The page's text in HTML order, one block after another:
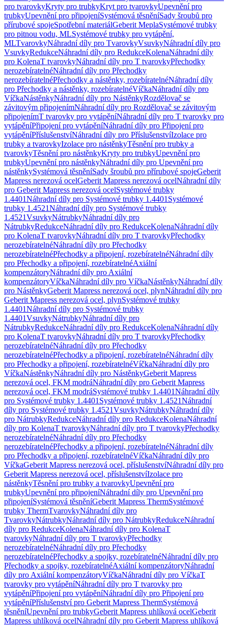
pro tvarovkyKryty pro trubkyKryt pro tvarovkyUpevnění pro
trubkyUpevnění pro připojeníSystémová těsněníSady šroubů pro
přírubové spojeSpotřební materiálGeberit MeplaSystémové trubky
pro pitnou vodu, MLSystémové trubky pro vytápění,
MLTvarovkyNáhradní díly pro TvarovkyVsuvkyNáhradní díly pro
VsuvkyRedukceNáhradní díly pro RedukceKolenaNáhradní díly
pro KolenaT tvarovkyNáhradní díly pro T tvarovkyPřechodky
nerozebíratelnéNáhradní díly pro Přechodky
nerozebíratelnéPřechodky a nástěnky, rozebíratelnéNáhradní díly
pro Přechodky a nástěnky, rozebíratelnéVíčkaNáhradní díly pro
VíčkaNástěnkyNáhradní díly pro NástěnkyRozdělovač se
závitovým připojenímNáhradní díly pro Rozdělovač se závitovým
připojenímT tvarovky pro vytápěníNáhradní díly pro T tvarovky pro
vytápěníPřipojení pro vytápěníNáhradní díly pro Připojení pro
vytápěníPříslušenstvíNáhradní díly pro PříslušenstvíIzolace pro
trubky a tvarovkyIzolace pro nástěnkyTěsnění pro trubky a
tvarovkyTěsnění pro nástěnkyKryty pro trubkyUpevnění pro
trubkyUpevnění pro nástěnkyNáhradní díly pro Upevnění pro
nástěnkySystémová těsněníSady šroubů pro přírubové spojeGeberit
Mapress nerezová ocelGeberit Mapress nerezová ocelNáhradní díly
pro Geberit Mapress nerezová ocelSystémové trubky
1.4401Náhradní díly pro Systémové trubky 1.4401 Systémové
trubky 1.4521Náhradní díly pro Systémové trubky
1.4521VsuvkyNátrubkyNáhradní díly pro
NátrubkyRedukceNáhradní díly pro RedukceKolenaNáhradní díly
pro KolenaT tvarovkyNáhradní díly pro T tvarovkyPřechodky
nerozebíratelnéNáhradní díly pro Přechodky
nerozebíratelnéPřechodky a připojení, rozebíratelnéNáhradní díly
pro Přechodky a připojení, rozebíratelnéAxiální
kompenzátoryNáhradní díly pro Axiální
kompenzátoryVíčkaNáhradní díly pro VíčkaNástěnkyNáhradní díly
pro NástěnkyGeberit Mapress nerezová ocel, plynNáhradní díly pro
Geberit Mapress nerezová ocel, plynSystémové trubky
1.4401Náhradní díly pro Systémové trubky
1.4401VsuvkyNátrubkyNáhradní díly pro
NátrubkyRedukceNáhradní díly pro RedukceKolenaNáhradní díly
pro KolenaT tvarovkyNáhradní díly pro T tvarovkyPřechodky
nerozebíratelnéNáhradní díly pro Přechodky
nerozebíratelnéPřechodky a připojení, rozebíratelnéNáhradní díly
pro Přechodky a připojení, rozebíratelnéVíčkaNáhradní díly pro
VíčkaNástěnkyNáhradní díly pro NástěnkyGeberit Mapress
nerezová ocel, FKM modráNáhradní díly pro Geberit Mapress
nerezová ocel, FKM modráSystémové trubky 1.4401Náhradní díly
pro Systémové trubky 1.4401 Systémové trubky 1.4521Náhradní
díly pro Systémové trubky 1.4521VsuvkyNátrubkyNáhradní díly
pro NátrubkyRedukceNáhradní díly pro RedukceKolenaNáhradní
díly pro KolenaT tvarovkyNáhradní díly pro T tvarovkyPřechodky
nerozebíratelnéNáhradní díly pro Přechodky
nerozebíratelnéPřechodky a připojení, rozebíratelnéNáhradní díly
pro Přechodky a připojení, rozebíratelnéVíčkaNáhradní díly pro
VíčkaGeberit Mapress nerezová ocel, příslušenstvíNáhradní díly pro
Geberit Mapress nerezová ocel, příslušenstvíIzolace pro
nástěnkyTěsnění pro trubky a tvarovkyUpevnění pro
trubkyUpevnění pro připojeníNáhradní díly pro Upevnění pro
připojeníSystémová těsněníGeberit Mapress ThermSystémové
trubky ThermTvarovkyNáhradní díly pro
TvarovkyNátrubkyNáhradní díly pro NátrubkyRedukceNáhradní
díly pro RedukceKolenaNáhradní díly pro KolenaT
tvarovkyNáhradní díly pro T tvarovkyPřechodky
nerozebíratelnéNáhradní díly pro Přechodky
nerozebíratelnéPřechodky a spojky, rozebíratelnéNáhradní díly pro
Přechodky a spojky, rozebíratelnéAxiální kompenzátoryNáhradní
díly pro Axiální kompenzátoryVíčkaNáhradní díly pro VíčkaT
tvarovky pro vytápěníNáhradní díly pro T tvarovky pro
vytápěníPřipojení pro vytápěníNáhradní díly pro Připojení pro
vytápěníPříslušenství pro Geberit Mapress ThermSystémová
těsněníUpevnění pro trubkyGeberit Mapress uhlíková ocelGeberit
Mapress uhlíková ocelNáhradní díly pro Geberit Mapress uhlíková